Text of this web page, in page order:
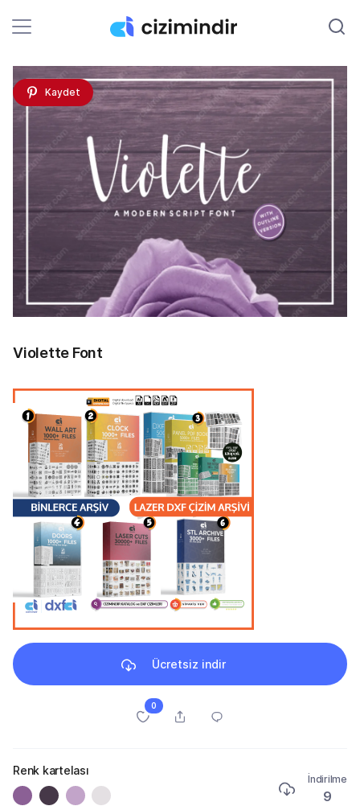
Kaydet
Violette Font
Ücretsiz indir
0
Renk kartelası
İndirilme
9